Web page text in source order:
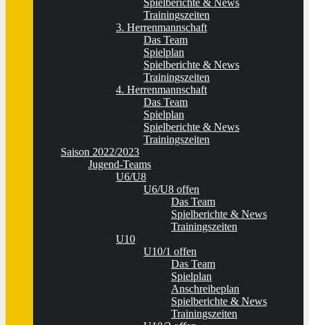
Spielberichte & News
Trainingszeiten
3. Herrenmannschaft
Das Team
Spielplan
Spielberichte & News
Trainingszeiten
4. Herrenmannschaft
Das Team
Spielplan
Spielberichte & News
Trainingszeiten
Saison 2022/2023
Jugend-Teams
U6/U8
U6/U8 offen
Das Team
Spielberichte & News
Trainingszeiten
U10
U10/1 offen
Das Team
Spielplan
Anschreibeplan
Spielberichte & News
Trainingszeiten